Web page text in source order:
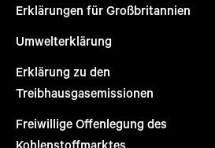
Erklärungen für Großbritannien
Umwelterklärung
Erklärung zu den
Treibhausgasemissionen
Freiwillige Offenlegung des
Kohlenstoffmarktes